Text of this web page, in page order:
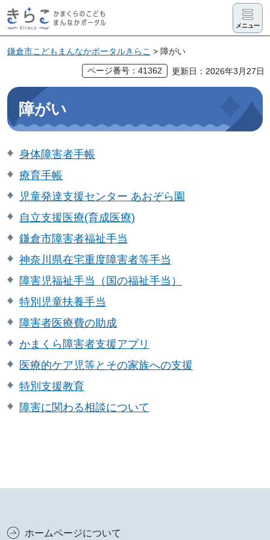
きらこ かま
くらのこど
も まんなか
メニュー
鎌倉市こどもまんなかポータルきらこ > 障がい
ページ番号：41362
更新日：2026年3月27日
障がい
身体障害者手帳
療育手帳
児童発達支援センター あおぞら園
自立支援医療(育成医療)
鎌倉市障害者福祉手当
神奈川県在宅重度障害者等手当
障害児福祉手当（国の福祉手当）
特別児童扶養手当
障害者医療費の助成
かまくら障害者支援アプリ
医療的ケア児等とその家族への支援
特別支援教育
障害に関わる相談について
ホームページについて